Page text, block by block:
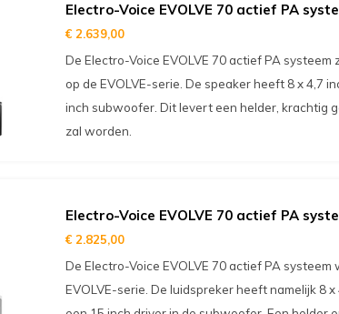
Electro-Voice EVOLVE 70 actief PA
€ 2.639,00
De Electro-Voice EVOLVE 70 actief PA
op de EVOLVE-serie. De speaker heeft 8 x 4,7
inch subwoofer. Dit levert een helder, krachtig
zal worden.
Electro-Voice EVOLVE 70 actief PA
€ 2.825,00
De Electro-Voice EVOLVE 70 actief PA
EVOLVE-serie. De luidspreker heeft namelijk 8